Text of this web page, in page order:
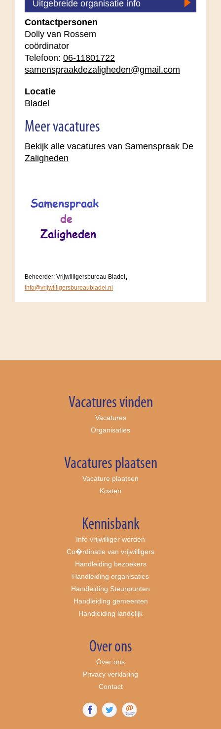
Uitgebreide organisatie info
Contactpersonen
Dolly van Rossem
coördinator
Telefoon: 06-11801722
samenspraakdezaligheden@gmail.com
Locatie
Bladel
Meer vacatures
Bekijk alle vacatures van Samenspraak De
Zaligheden
Beheerder: Vrijwilligersbureau Bladel,
info@vrijwilligersbureaubladel.nl
Vacatures vinden
Vacatures
Organisaties
Vacatures plaatsen
Vacature plaatsen
Kosten
Kennisbank
Info vrijwilliger worden
Co�rdinatie van vrijwilligers
Handleiding bezoekers
Handleiding organisaties
Handleiding Steunpunten
Handleiding gemeenten
Handleiding landelijk
Over ons
Over ons
Privacy verklaring
Contact